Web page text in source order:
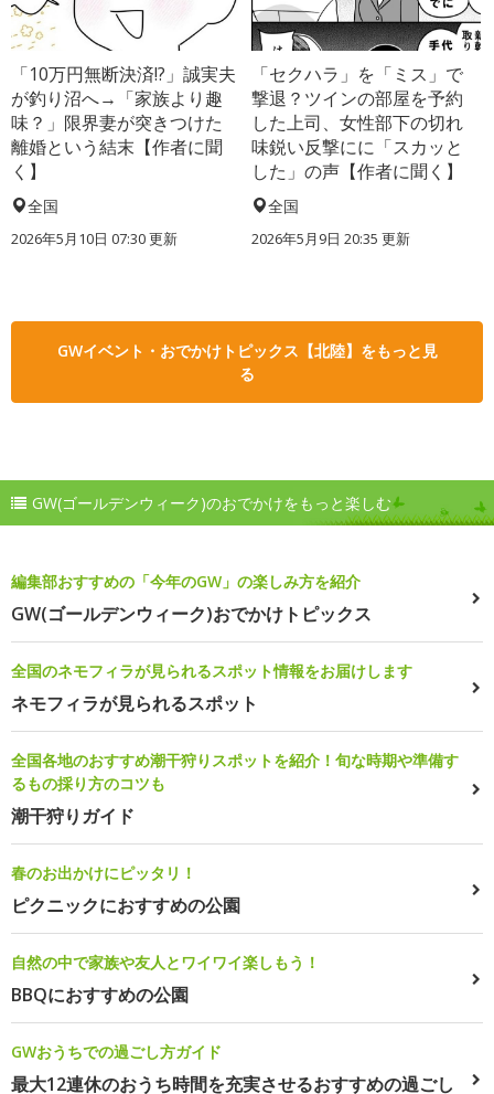
「10万円無断決済!?」誠実夫
が釣り沼へ→「家族より趣
味？」限界妻が突きつけた
離婚という結末【作者に聞
く】
全国
2026年5月10日 07:30 更新
「セクハラ」を「ミス」で
撃退？ツインの部屋を予約
した上司、女性部下の切れ
味鋭い反撃にに「スカッと
した」の声【作者に聞く】
全国
2026年5月9日 20:35 更新
GWイベント・おでかけトピックス【北陸】をもっと見
る
GW(ゴールデンウィーク)のおでかけをもっと楽しむ
編集部おすすめの「今年のGW」の楽しみ方を紹介
GW(ゴールデンウィーク)おでかけトピックス
全国のネモフィラが見られるスポット情報をお届けします
ネモフィラが見られるスポット
全国各地のおすすめ潮干狩りスポットを紹介！旬な時期や準備す
るもの採り方のコツも
潮干狩りガイド
春のお出かけにピッタリ！
ピクニックにおすすめの公園
自然の中で家族や友人とワイワイ楽しもう！
BBQにおすすめの公園
GWおうちでの過ごし方ガイド
最大12連休のおうち時間を充実させるおすすめの過ごし